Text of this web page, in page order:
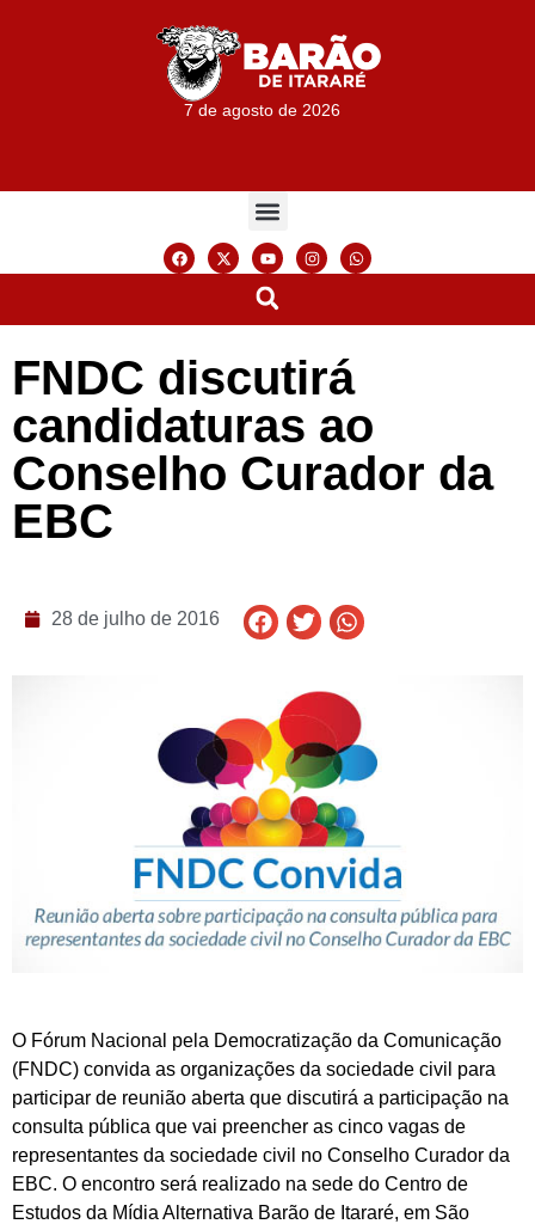
7 de agosto de 2026
FNDC discutirá
candidaturas ao
Conselho Curador da
EBC
28 de julho de 2016
O Fórum Nacional pela Democratização da Comunicação
(FNDC) convida as organizações da sociedade civil para
participar de reunião aberta que discutirá a participação na
consulta pública que vai preencher as cinco vagas de
representantes da sociedade civil no Conselho Curador da
EBC. O encontro será realizado na sede do Centro de
Estudos da Mídia Alternativa Barão de Itararé, em São